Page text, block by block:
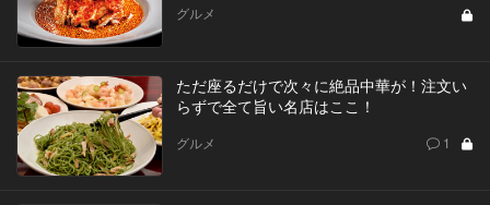
グルメ
ただ座るだけで次々に絶品中華が！注文い
らずで全て旨い名店はここ！
グルメ 1